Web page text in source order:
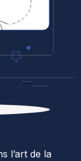
l’art de la